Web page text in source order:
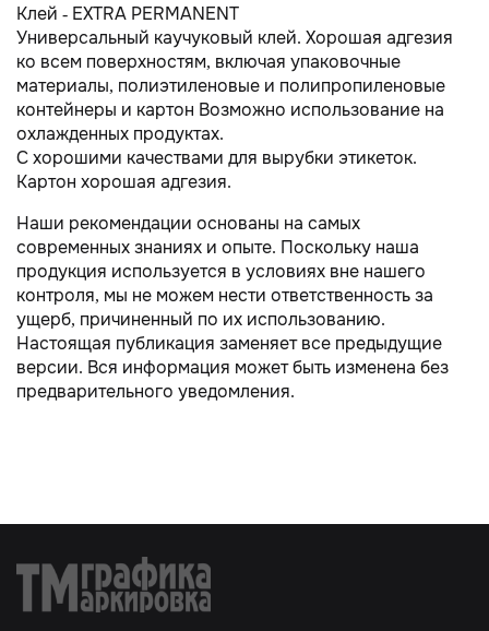
Клей - EXTRA PERMANENT
Универсальный каучуковый клей. Хорошая адгезия
ко всем поверхностям, включая упаковочные
материалы, полиэтиленовые и полипропиленовые
контейнеры и картон Возможно использование на
охлажденных продуктах.
С хорошими качествами для вырубки этикеток.
Картон хорошая адгезия.
Наши рекомендации основаны на самых
современных знаниях и опыте. Поскольку наша
продукция используется в условиях вне нашего
контроля, мы не можем нести ответственность за
ущерб, причиненный по их использованию.
Настоящая публикация заменяет все предыдущие
версии. Вся информация может быть изменена без
предварительного уведомления.